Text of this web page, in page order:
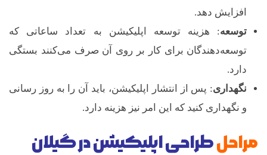
افزایش دهد.
توسعه: هزینه توسعه اپلیکیشن به تعداد ساعاتی که
توسعه‌دهندگان برای کار بر روی آن صرف می‌کنند بستگی
دارد.
نگهداری: پس از انتشار اپلیکیشن، باید آن را به روز رسانی
و نگهداری کنید که این امر نیز هزینه دارد.
مراحلطراحی اپلیکیشن در گیلان